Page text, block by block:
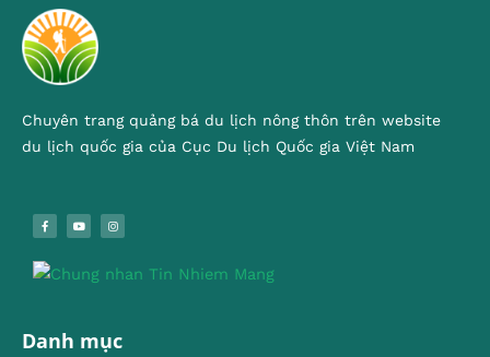
Chuyên trang quảng bá du lịch nông thôn trên website
du lịch quốc gia của Cục Du lịch Quốc gia Việt Nam
Danh mục